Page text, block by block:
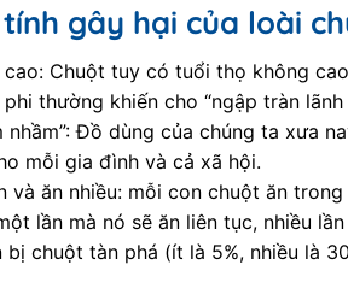
gây hại của loài
cao: Chuột tuy có tuổi thọ không
thường khiến cho “ngập tràn
nhầm”: Đồ dùng của chúng ta xưa
mỗi gia đình và cả xã hội.
và ăn nhiều: mỗi con chuột ăn
lần mà nó sẽ ăn liên tục, nhiều
bị chuột tàn phá (ít là 5%, nhiều là